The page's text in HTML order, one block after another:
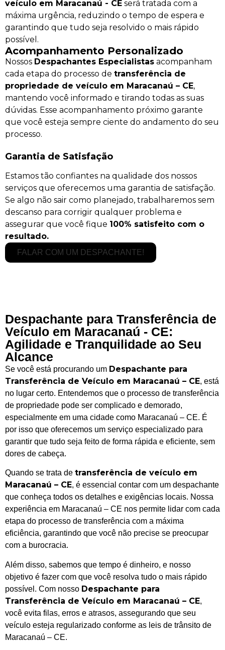
veículo em Maracanaú - CE será tratada com a
máxima urgência, reduzindo o tempo de espera e
garantindo que tudo seja resolvido o mais rápido
possível.
Acompanhamento Personalizado
Nossos Despachantes Especialistas acompanham
cada etapa do processo de transferência de
propriedade de veículo em Maracanaú – CE,
mantendo você informado e tirando todas as suas
dúvidas. Esse acompanhamento próximo garante
que você esteja sempre ciente do andamento do seu
processo.
Garantia de Satisfação
Estamos tão confiantes na qualidade dos nossos
serviços que oferecemos uma garantia de satisfação.
Se algo não sair como planejado, trabalharemos sem
descanso para corrigir qualquer problema e
assegurar que você fique 100% satisfeito com o
resultado.
FALAR COM UM DESPACHANTE!
Despachante para Transferência de
Veículo em Maracanaú - CE:
Agilidade e Tranquilidade ao Seu
Alcance
Se você está procurando um Despachante para
Transferência de Veículo em Maracanaú – CE, está
no lugar certo. Entendemos que o processo de transferência
de propriedade pode ser complicado e demorado,
especialmente em uma cidade como Maracanaú – CE. É
por isso que oferecemos um serviço especializado para
garantir que tudo seja feito de forma rápida e eficiente, sem
dores de cabeça.
Quando se trata de transferência de veículo em
Maracanaú – CE, é essencial contar com um despachante
que conheça todos os detalhes e exigências locais. Nossa
experiência em Maracanaú – CE nos permite lidar com cada
etapa do processo de transferência com a máxima
eficiência, garantindo que você não precise se preocupar
com a burocracia.
Além disso, sabemos que tempo é dinheiro, e nosso
objetivo é fazer com que você resolva tudo o mais rápido
possível. Com nosso Despachante para
Transferência de Veículo em Maracanaú – CE,
você evita filas, erros e atrasos, assegurando que seu
veículo esteja regularizado conforme as leis de trânsito de
Maracanaú – CE.